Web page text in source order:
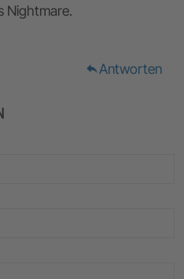
Nightmare.
replyAntworten